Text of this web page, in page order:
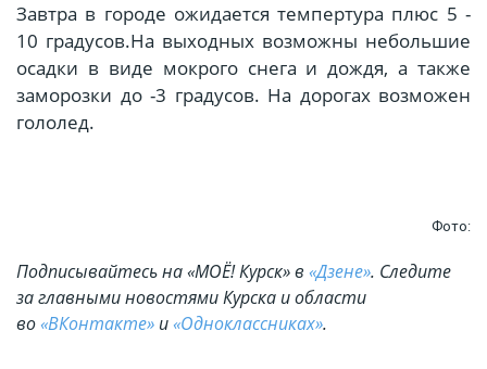
Завтра в городе ожидается темпертура плюс 5 -
10 градусов.На выходных возможны небольшие
осадки в виде мокрого снега и дождя, а также
заморозки до -3 градусов. На дорогах возможен
гололед.
Фото:
Подписывайтесь на «МОЁ! Курск» в «Дзене». Cледите
за главными новостями Курска и области
во«ВКонтакте» и«Одноклассниках».